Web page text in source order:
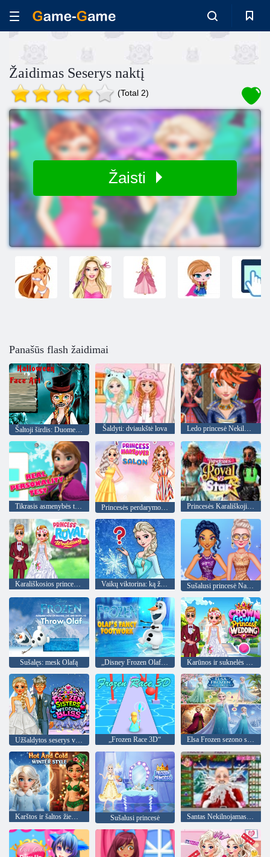
Žaidimas Seserys naktį
(Total 2)
Žaisti
Panašūs flash žaidimai
Šaltoji širdis: Duomenys apie Anos veido Helovinas Šaldyti: dviaukštė lova Ledo princesė Nekilnojamasis kirpimo
Tikrasis asmenybės testas Princesės perdarymo salonas Princesės Karališkoji prieš žvaigždę
Karališkosios princesės vestuvės Vaikų viktorina: ką žinote apie Frozen?
Sušalęs: mesk Olafą „Disney Frozen Olaf“ išgalvotas pėdų darbas Karūnos ir suknelės princesės vestuvės
Užšaldytos seserys vestuvių palaima „Frozen Race 3D“
Karštos ir šaltos žiemos stilius Sušalusi princesė Santas Nekilnojamasis kirpimo